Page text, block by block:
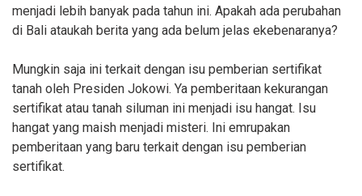
menjadi lebih banyak pada tahun ini. Apakah ada perubahan
di Bali ataukah berita yang ada belum jelas ekebenaranya?
Mungkin saja ini terkait dengan isu pemberian sertifikat
tanah oleh Presiden Jokowi. Ya pemberitaan kekurangan
sertifikat atau tanah siluman ini menjadi isu hangat. Isu
hangat yang maish menjadi misteri. Ini emrupakan
pemberitaan yang baru terkait dengan isu pemberian
sertifikat.